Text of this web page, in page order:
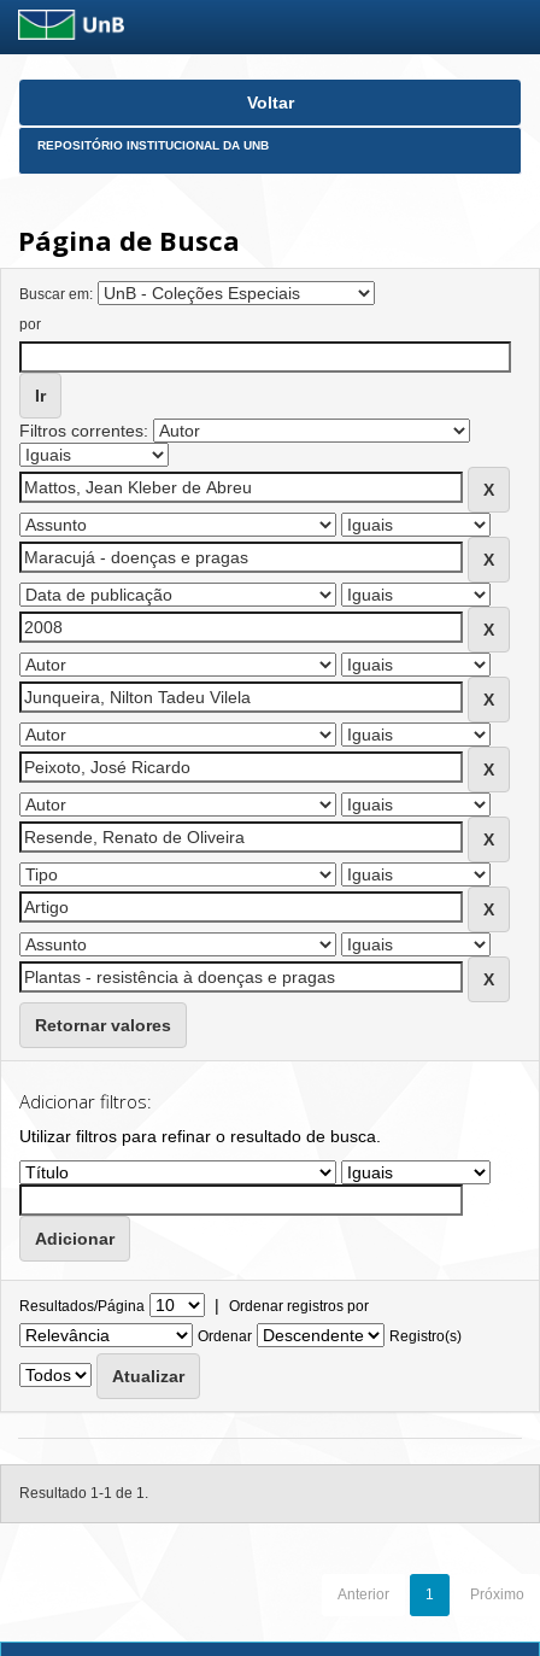
Skip
Voltar
REPOSITÓRIO INSTITUCIONAL DA UNB
Página de Busca
Buscar em:
por
Filtros correntes:
Retornar valores
Adicionar filtros:
Utilizar filtros para refinar o resultado de busca.
Resultados/Página | Ordenar registros por
Ordenar
Registro(s)
Resultado 1-1 de 1.
Anterior 1 Próximo